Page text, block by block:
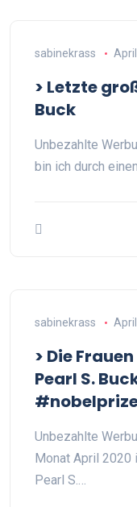
sabinekrass
> Letzte
Buck
Unbezahlte
bin ich durch
sabinekrass
> Die
Pearl S.
Unbezahlte
Monat April 2020
Pearl S.…